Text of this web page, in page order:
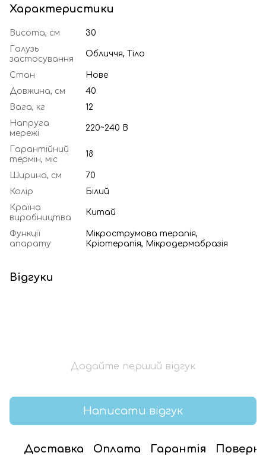
Характеристики
Висота, см
30
Галузь
застосування
Обличчя, Тіло
Стан
Нове
Довжина, см
40
Вага, кг
12
Напруга
мережі
220~240 В
Гарантійний
термін, міс
18
Ширина, см
70
Колір
Білий
Країна
виробництва
Китай
Функції
апарату
Мікрострумова терапія,
Кріотерапія, Мікродермабразія
Відгуки
Додайте перший відгук
Написати відгук
Доставка Оплата Гарантія